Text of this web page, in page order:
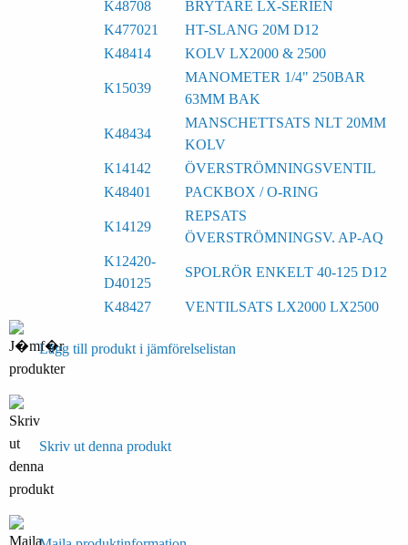
K48708
BRYTARE LX-SERIEN
K477021
HT-SLANG 20M D12
K48414
KOLV LX2000 & 2500
K15039
MANOMETER 1/4" 250BAR
63MM BAK
K48434
MANSCHETTSATS NLT 20MM
KOLV
K14142
ÖVERSTRÖMNINGSVENTIL
K48401
PACKBOX / O-RING
K14129
REPSATS
ÖVERSTRÖMNINGSV. AP-AQ
K12420-
D40125
SPOLRÖR ENKELT 40-125 D12
K48427 VENTILSATS LX2000 LX2500
Lägg till produkt i jämförelselistan
Skriv ut denna produkt